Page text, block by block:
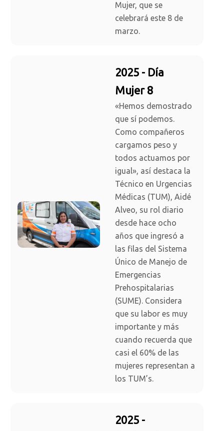
Mujer, que se
celebrará este 8 de
marzo.
2025 - Día
Mujer 8
«Hemos demostrado
que sí podemos.
Como compañeros
cargamos peso y
todos actuamos por
igual», así destaca la
Técnico en Urgencias
Médicas (TUM), Aidé
Alveo, su rol diario
desde hace ocho
años que ingresó a
las filas del Sistema
Único de Manejo de
Emergencias
Prehospitalarias
(SUME). Considera
que su labor es muy
importante y más
cuando recuerda que
casi el 60% de las
mujeres representan a
los TUM’s.
2025 -